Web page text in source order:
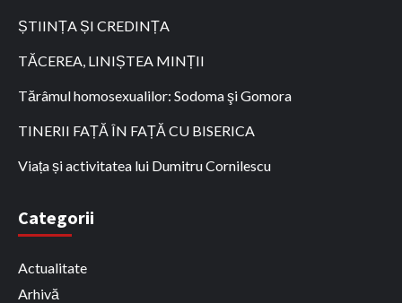
ȘTIINȚA ȘI CREDINȚA
TĂCEREA, LINIȘTEA MINȚII
Tărâmul homosexualilor: Sodoma şi Gomora
TINERII FAȚĂ ÎN FAȚĂ CU BISERICA
Viața și activitatea lui Dumitru Cornilescu
Categorii
Actualitate
Arhivă